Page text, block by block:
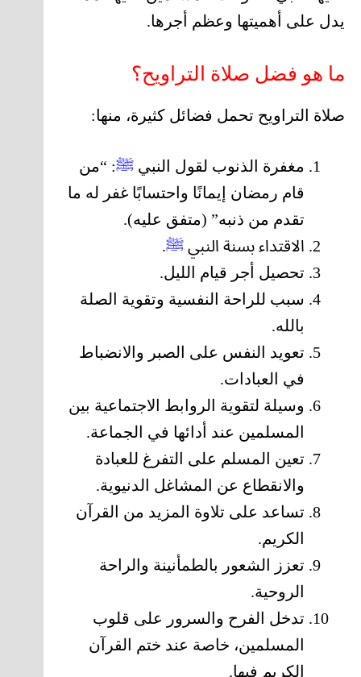
يدل على أهميتها وعظم أجرها.
ما هو فضل صلاة التراويح؟
صلاة التراويح تحمل فضائل كثيرة، منها:
مغفرة الذنوب لقول النبي ﷺ: “من
قام رمضان إيمانًا واحتسابًا غفر له ما
تقدم من ذنبه” (متفق عليه).
الاقتداء بسنة النبي ﷺ.
تحصيل أجر قيام الليل.
سبب للراحة النفسية وتقوية الصلة
بالله.
تعويد النفس على الصبر والانضباط
في العبادات.
وسيلة لتقوية الروابط الاجتماعية بين
المسلمين عند أدائها في الجماعة.
تعين المسلم على التفرغ للعبادة
والانقطاع عن المشاغل الدنيوية.
تساعد على تلاوة المزيد من القرآن
الكريم.
تعزز الشعور بالطمأنينة والراحة
الروحية.
تدخل الفرح والسرور على قلوب
المسلمين، خاصة عند ختم القرآن
الكريم فيها.